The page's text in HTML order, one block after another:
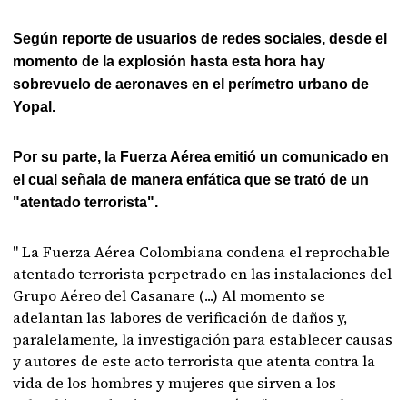
Según reporte de usuarios de redes sociales, desde el
momento de la explosión hasta esta hora hay
sobrevuelo de aeronaves en el perímetro urbano de
Yopal.
Por su parte, la Fuerza Aérea emitió un comunicado en
el cual señala de manera enfática que se trató de un
"atentado terrorista".
" La Fuerza Aérea Colombiana condena el reprochable
atentado terrorista perpetrado en las instalaciones del
Grupo Aéreo del Casanare (...) Al momento se
adelantan las labores de verificación de daños y,
paralelamente, la investigación para establecer causas
y autores de este acto terrorista que atenta contra la
vida de los hombres y mujeres que sirven a los